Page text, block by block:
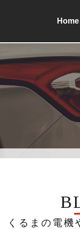
Home
くるまの電機